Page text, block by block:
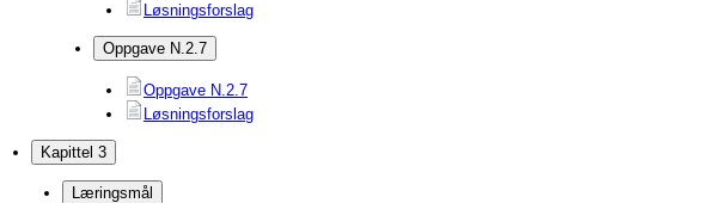
Løsningsforslag
Oppgave N.2.7
Oppgave N.2.7
Løsningsforslag
Kapittel 3
Læringsmål